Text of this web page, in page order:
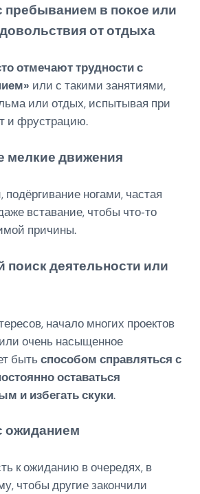
пребыванием в покое или
от отдыха
отмечают трудности с
или с такими занятиями,
или отдых, испытывая при
и фрустрацию.
мелкие движения
ногами, частая
вставание, чтобы что‑то
причины.
поиск деятельности или
начало многих проектов
очень насыщенное
быть способом справляться с
оставаться
и избегать скуки.
ожиданием
к ожиданию в очередях, в
чтобы другие закончили